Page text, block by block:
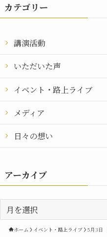
カテゴリー
講演活動
いただいた声
イベント・路上ライブ
メディア
日々の想い
アーカイブ
ー
ホーム イベント・路上ライブ 5月3日